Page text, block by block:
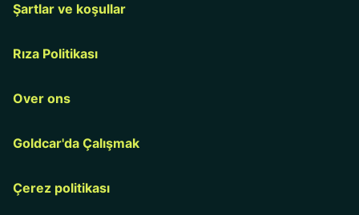
Şartlar ve koşullar
Rıza Politikası
Over ons
Goldcar'da Çalışmak
Çerez politikası